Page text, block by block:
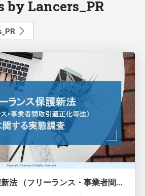
by Lancers_PR
フリーランス保護新法 （フリーランス・事業者間取引適正化等法） に関する実態調査